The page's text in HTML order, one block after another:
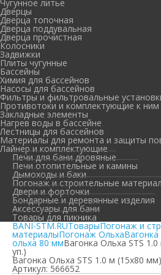
Чугунное литье
Дверцы
Дверца топочная
Дверца поддувальная
Дверца прочистная
Колосники
Задвижки
Плиты чугунные
Бассейны
Химия для бассейнов
Насосы для бассейнов
Фильтры и фильтровальные
Противотоки и комплектующие к ним
Закладные элементы
Нагрев воды в бассейне
Лестницы для бассейнов
Материалы для ремонта и защиты
Лайнер и комплектующие
Печи для бани дровяные
Печи отопительные и камины
Дымоходы и баки
Погонаж и строительные
Двери и форточки
Бондарные и деревянные изделия
Аксессуары для бани
Товары для пикника
BANI-STM.RUТоварыПогонаж и
материалыПогонаж ОльхаВагонка
ольха 80 ммВагонка Ольха STS
уп.)
Вагонка Ольха STS 1.0 м (15х80
Артикул: 566652